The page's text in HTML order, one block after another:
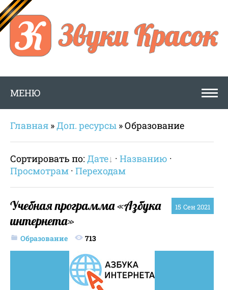
МЕНЮ
Главная »Доп. ресурсы » Образование
Сортировать по: Дате · Названию ·
Просмотрам · Переходам
15 Сен 2021
Учебная программа «Азбука
интернета»
Образование 713